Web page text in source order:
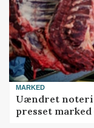
MARKED
Uændret
presset